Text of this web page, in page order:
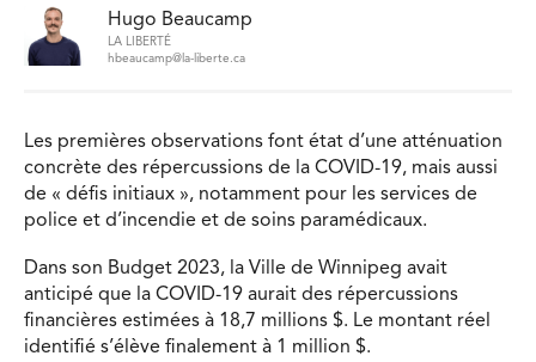
Hugo Beaucamp
LA LIBERTÉ
hbeaucamp@la-liberte.ca
Les premières observations font état d’une atténuation
concrète des répercussions de la COVID-19, mais aussi
de « défis initiaux », notamment pour les services de
police et d’incendie et de soins paramédicaux.
Dans son Budget 2023, la Ville de Winnipeg avait
anticipé que la COVID-19 aurait des répercussions
financières estimées à 18,7 millions $. Le montant réel
identifié s’élève finalement à 1 million $.